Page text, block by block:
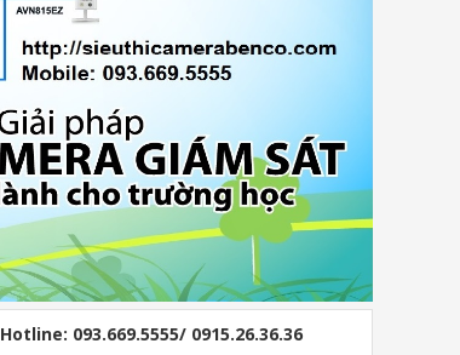
Hotline: 093.669.5555/ 0915.26.36.36